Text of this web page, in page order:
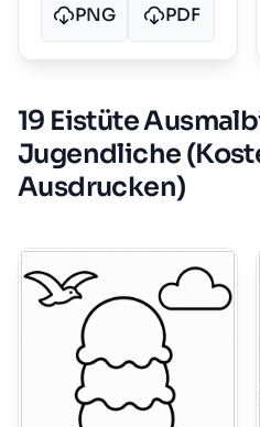
PNG PDF
19 Eistüte
Jugendliche
Ausdrucken)